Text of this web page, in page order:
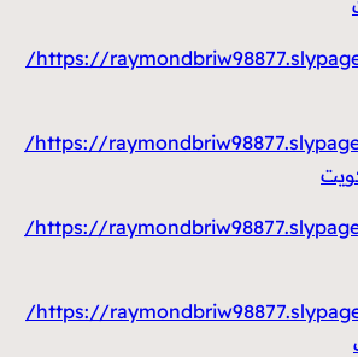
https://raymondbriw98877.slypage.com/23328523/
https://raymondbriw98877.slypage.com/23328529/
https://raymondbriw98877.slypage.com/23328558/
https://raymondbriw98877.slypage.com/23328563/